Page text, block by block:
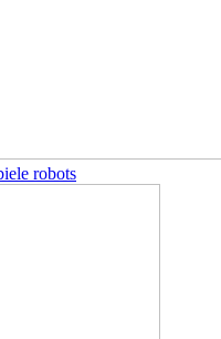
robots